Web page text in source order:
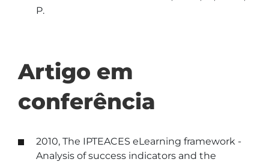
P.
Artigo em
conferência
2010, The IPTEACES eLearning framework -
Analysis of success indicators and the